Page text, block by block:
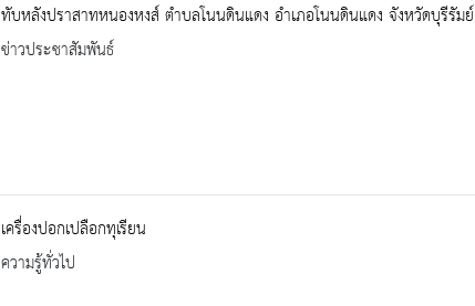
ทับหลังปราสาทหนองหงส์ ตำบลโนนดินแดง อำเภอโนนดินแดง จังหวัดบุรีรัมย์
ข่าวประชาสัมพันธ์
เครื่องปอกเปลือกทุเรียน
ความรู้ทั่วไป